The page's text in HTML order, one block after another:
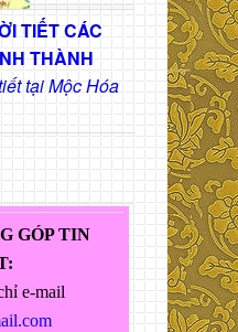
TIẾT CÁC
THÀNH
tại Mộc Hóa
GÓP TIN
e-mail